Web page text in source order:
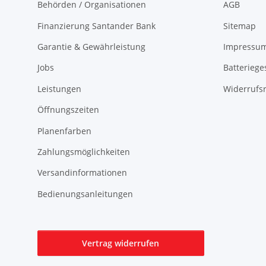
Behörden / Organisationen
Finanzierung Santander Bank
Garantie & Gewährleistung
Jobs
Leistungen
Öffnungszeiten
Planenfarben
Zahlungsmöglichkeiten
Versandinformationen
Bedienungsanleitungen
AGB
Sitemap
Vertrag widerrufen